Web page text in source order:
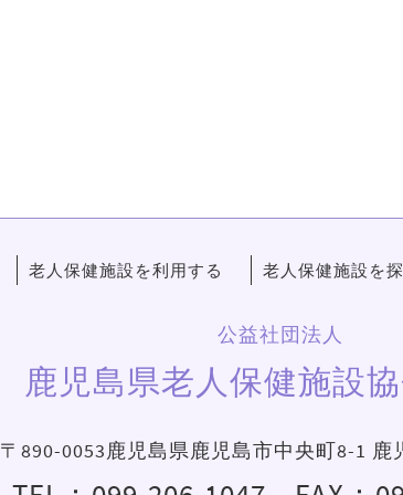
老人保健施設を利用する 老人保健施設を
公益社団法人
鹿児島県老人保健施設
〒890-0053鹿児島県鹿児島市中央町8-1 鹿